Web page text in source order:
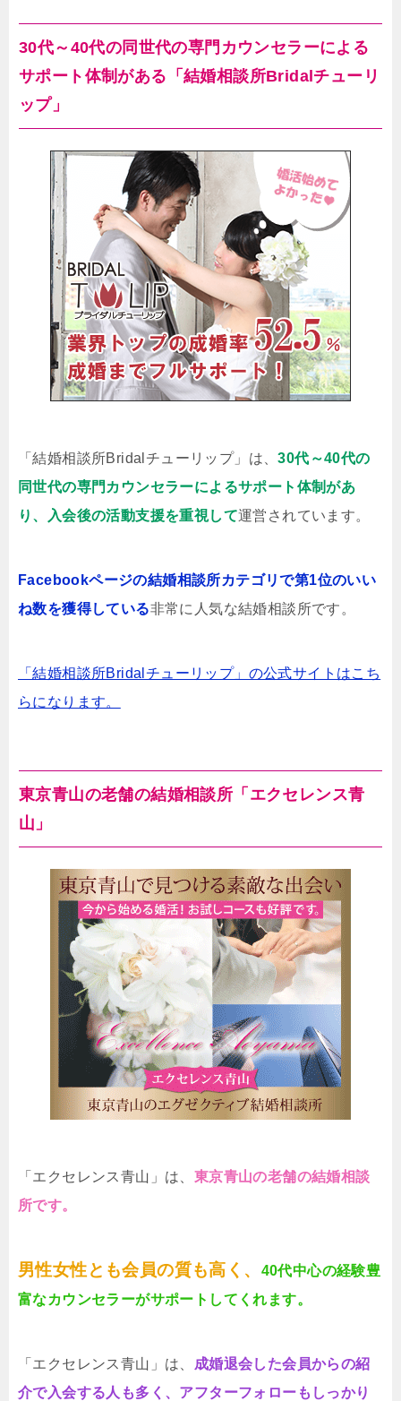
30代～40代の同世代の専門カウンセラーによる
サポート体制がある「結婚相談所Bridalチューリ
ップ」
「結婚相談所Bridalチューリップ」は、30代～40代の
同世代の専門カウンセラーによるサポート体制があ
り、入会後の活動支援を重視して運営されています。
Facebookページの結婚相談所カテゴリで第1位のいい
ね数を獲得している非常に人気な結婚相談所です。
「結婚相談所Bridalチューリップ」の公式サイトはこち
らになります。
東京青山の老舗の結婚相談所「エクセレンス青
山」
「エクセレンス青山」は、 東京青山の老舗の結婚相談
所です。
男性女性とも会員の質も高く、
40代中心の経験豊
富なカウンセラーがサポートしてくれます。
「エクセレンス青山」は、 成婚退会した会員からの紹
介で入会する人も多く、アフターフォローもしっかり